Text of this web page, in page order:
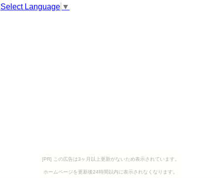
Select Language ▼
[PR] この広告は3ヶ月以上更新がないため表示されています。
ホームページを更新後24時間以内に表示されなくなります。